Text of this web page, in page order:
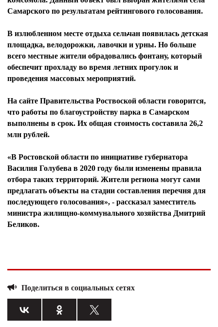
Самарского по результатам рейтингового голосования.
В излюбленном месте отдыха сельчан появилась детская
площадка, велодорожки, лавочки и урны. Но больше
всего местные жители обрадовались фонтану, который
обеспечит прохладу во время летних прогулок и
проведения массовых мероприятий.
На сайте Правительства Роствоской области говорится,
что работы по благоустройству парка в Самарском
выполнены в срок. Их общая стоимость составила 26,2
млн рублей.
«В Ростовской области по инициативе губернатора
Василия Голубева в 2020 году были изменены правила
отбора таких территорий. Жители региона могут сами
предлагать объекты на стадии составления перечня для
последующего голосования», - рассказал заместитель
министра жилищно-коммунального хозяйства Дмитрий
Беликов.
Поделиться в социальных сетях